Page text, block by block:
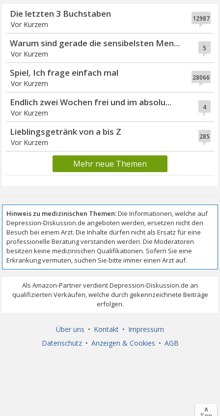
12987
Die letzten 3 Buchstaben
Vor Kurzem
5
Warum sind gerade die sensibelsten Men...
Vor Kurzem
28066
Spiel, Ich frage einfach mal
Vor Kurzem
4
Endlich zwei Wochen frei und im absolu...
Vor Kurzem
285
Lieblingsgetränk von a bis Z
Vor Kurzem
Mehr neue Themen
Über uns • Kontakt • Impressum
Datenschutz • Anzeigen & Cookies • AGB
∧